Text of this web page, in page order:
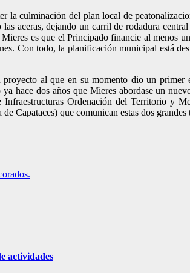
la culminación del plan local de
aceras, dejando un carril de rodadura
es que el Principado financie al menos
Con todo, la planificación municipal está
al que en su momento dio un
hace dos años que Mieres abordase un
Ordenación del Territorio y
Capataces) que comunican estas dos
actividades